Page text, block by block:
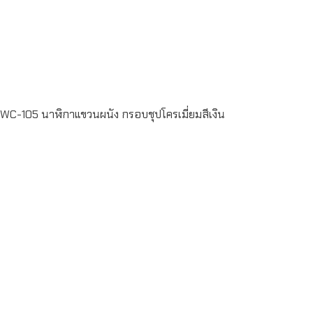
WC-105 นาฬิกาแขวนผนัง กรอบชุปโครเมี่ยมสีเงิน